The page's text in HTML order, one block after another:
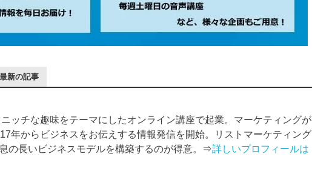
最新の記事
ッチな趣味をテーマにしたオンライン講座で起業。マーケティングが
年からビジネスをお伝えする情報発信を開始。リストマーケティング
の長いビジネスモデルを構築するのが得意。⇒詳しいプロフィールは